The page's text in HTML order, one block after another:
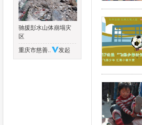
驰援彭水山体崩塌灾
区
重庆市慈善..
发起